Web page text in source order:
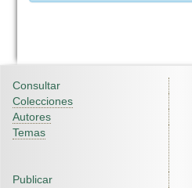
Consultar
Colecciones
Autores
Temas
Publicar